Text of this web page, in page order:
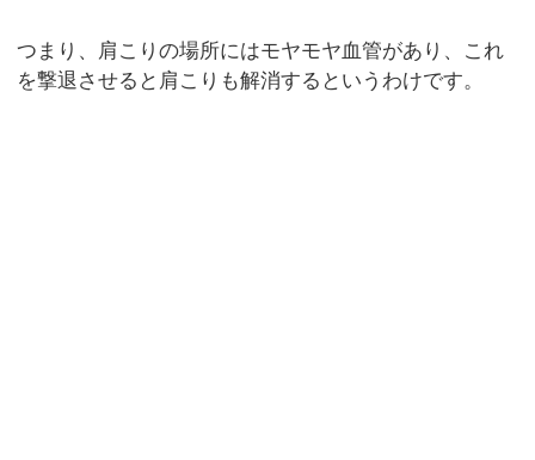
つまり、肩こりの場所にはモヤモヤ血管があり、これ
を撃退させると肩こりも解消するというわけです。